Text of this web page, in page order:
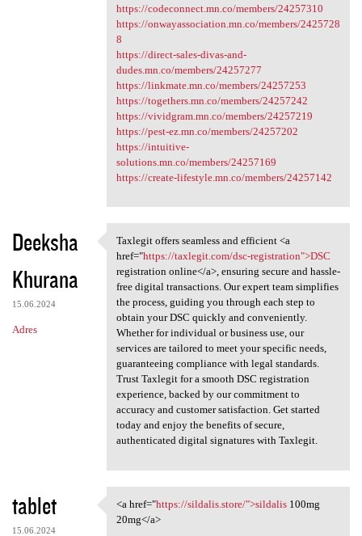
https://codeconnect.mn.co/members/24257310
https://onwayassociation.mn.co/members/2425728
8
https://direct-sales-divas-and-
dudes.mn.co/members/24257277
https://linkmate.mn.co/members/24257253
https://togethers.mn.co/members/24257242
https://vividgram.mn.co/members/24257219
https://pest-ez.mn.co/members/24257202
https://intuitive-
solutions.mn.co/members/24257169
https://create-lifestyle.mn.co/members/24257142
Deeksha
Khurana
15.06.2024
Adres
Taxlegit offers seamless and
Taxlegit offers seamless and efficient <a
href="https://taxlegit.com/dsc-registration">DSC
registration online</a>, ensuring secure and hassle-
free digital transactions. Our expert team simplifies
the process, guiding you through each step to
obtain your DSC quickly and conveniently.
Whether for individual or business use, our
services are tailored to meet your specific needs,
guaranteeing compliance with legal standards.
Trust Taxlegit for a smooth DSC registration
experience, backed by our commitment to
accuracy and customer satisfaction. Get started
today and enjoy the benefits of secure,
authenticated digital signatures with Taxlegit.
tablet
15.06.2024
<a href="https://sildalis
<a href="https://sildalis.store/">sildalis100mg
20mg</a>